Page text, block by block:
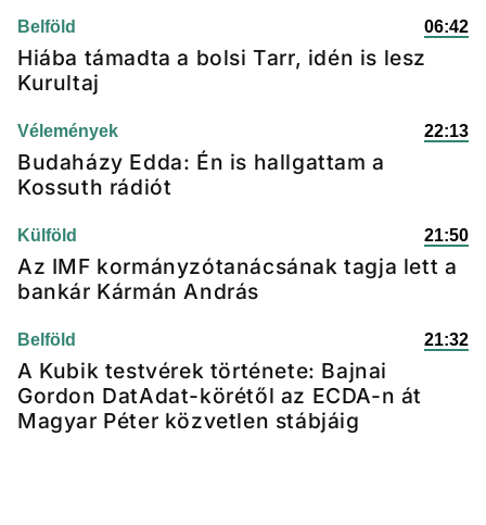
Belföld 06:42
Hiába támadta a bolsi Tarr, idén is lesz
Kurultaj
Vélemények 22:13
Budaházy Edda: Én is hallgattam a
Kossuth rádiót
Külföld 21:50
Az IMF kormányzótanácsának tagja lett a
bankár Kármán András
Belföld 21:32
A Kubik testvérek története: Bajnai
Gordon DatAdat-körétől az ECDA-n át
Magyar Péter közvetlen stábjáig